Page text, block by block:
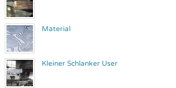
Material
Kleiner Schlanker User